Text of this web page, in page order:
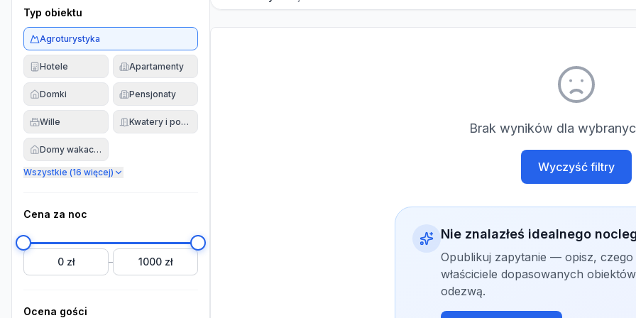
Typ obiektu
Agroturystyka
Hotele Apartamenty
Domki Pensjonaty
Wille Kwatery i pokoje
Domy wakacyjne
Wszystkie (16 więcej)
Cena za noc
0 zł – 1000 zł
Ocena gości
Brak wyników dla
Wyczyść filtry
Nie znalazłeś idealnego
Opublikuj zapytanie — opisz, czego
właściciele dopasowanych
odezwą.